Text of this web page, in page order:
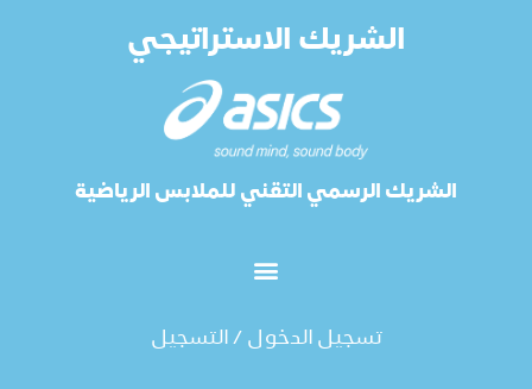
الشريك الاستراتيجي
الشريك الرسمي التقني للملابس الرياضية
تسجيل الدخول / التسجيل